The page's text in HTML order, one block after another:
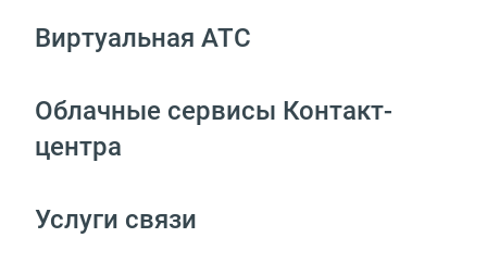
Виртуальная АТС
Облачные сервисы Контакт-
центра
Услуги связи